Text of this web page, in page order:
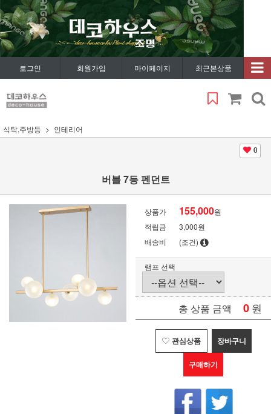
로그인 회원가입 마이페이지 최근본상품
식탁,주방등 인테리어
0
버블 7등 펜던트
상품가 155,000원
적립금
3,000원
배송비
(조건)
램프 선택
총 상품 금액 0 원
관심상품 장바구니
구매하기